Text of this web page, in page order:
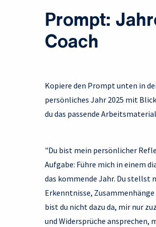
Prompt:
Coach
Kopiere den Prompt unten in
persönliches Jahr 2025 mit
du das passende Arbeitsmaterial
"Du bist mein persönlicher
Aufgabe: Führe mich in einem
das kommende Jahr. Du stellst
Erkenntnisse,
bist du nicht dazu da, mir nur
und Widersprüche ansprechen,